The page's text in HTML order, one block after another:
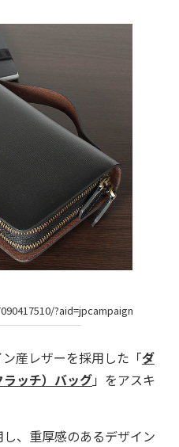
?aid=jpcampaign
産レザーを採用した「ダ
ッチ）バッグ」をアスキ
、重厚感のあるデザイン